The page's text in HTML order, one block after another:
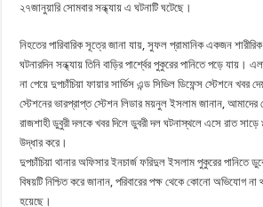
জুলাই খুনিদের শাস্তির দাবীতে বগুড়ায় শ্রমিক কল্যাণ ফেডারেশনের
২৭জানুয়ারি সোমবার সন্ধ্যায় এ ঘটনাটি ঘটেছে।
নিহতের পারিবারিক সূত্রে জানা যায়, সুফল প্রামানিক একজন
ঘটনারদিন সন্ধ্যায় তিনি বাড়ির পার্শ্বের পুকুরের পানিতে পড়ে যায়।
না পেয়ে দুপচাঁচিয়া ফায়ার সার্ভিস এন্ড সিভিল ডিফেন্স স্টেশনে খবর
স্টেশনের ভারপ্রাপ্ত স্টেশন লিডার ময়নুল ইসলাম জানান, আমাদের
রাজশাহী ডুবুরী দলকে খবর দিলে ডুবরী দল ঘটনাস্থলে এসে রাত
উদ্ধার করে।
দুপচাঁচিয়া থানার অফিসার ইনচার্জ ফরিদুল ইসলাম পুকুরের পানিতে
বিষয়টি নিশ্চিত করে জানান, পরিবারের পক্ষ থেকে কোনো অভিযোগ
হয়েছে।